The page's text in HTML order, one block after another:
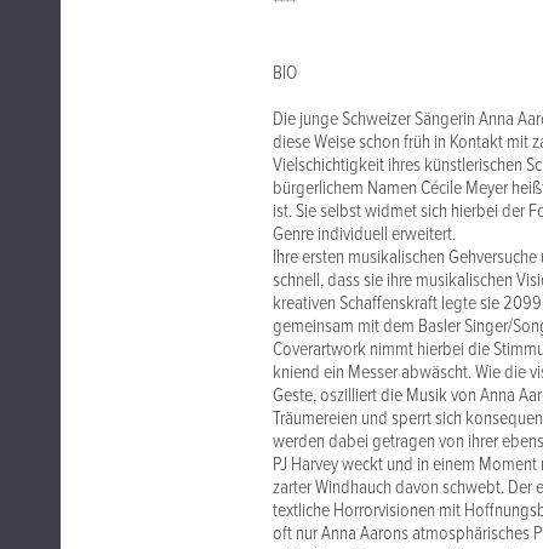
BIO
Die junge Schweizer Sängerin Anna
diese Weise schon früh in Kontakt mit
Vielschichtigkeit ihres künstlerischen
bürgerlichem Namen Cécile Meyer
ist. Sie selbst widmet sich hierbei der
Genre individuell erweitert.
Ihre ersten musikalischen
schnell, dass sie ihre musikalischen
kreativen Schaffenskraft legte sie
gemeinsam mit dem Basler Singer/
Coverartwork nimmt hierbei die
kniend ein Messer abwäscht. Wie die
Geste, oszilliert die Musik von Anna
Träumereien und sperrt sich
werden dabei getragen von ihrer
PJ Harvey weckt und in einem
zarter Windhauch davon schwebt.
textliche Horrorvisionen mit
oft nur Anna Aarons atmosphärisches